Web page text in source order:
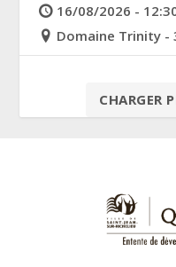
16/08/2026 -
Domaine Trinity -
CHARGER